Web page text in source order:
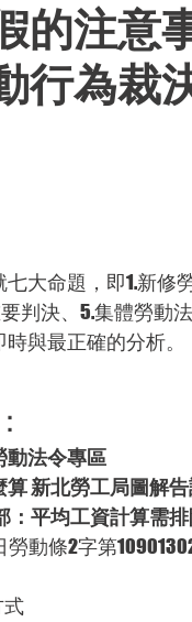
的注意
行為裁
大命題，即1.新修
判決、5.集體勞動
與最正確的分析。
法令專區
新北勞工局圖解
：平均工資計算需
動條2字第
式